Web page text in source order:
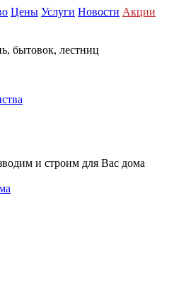
Цены Услуги Новости Акции
бытовок, лестниц
и строим для Вас дома